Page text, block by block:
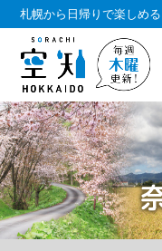
札幌から日帰りで楽しめ